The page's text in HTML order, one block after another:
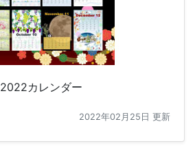
2022カレンダー
2022年02月25日 更新